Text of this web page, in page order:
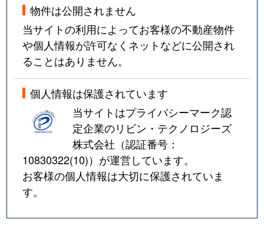
湊新田
3,100万円
南大野
2,500万円 市川大野
徒歩14分
南大野
2,400万円
南行徳
4,500万円 南行徳
南行徳
3,200万円 南行徳
徒歩15分
南行徳
3,300万円 南行徳
南行徳
4,900万円 南行徳
徒歩9分
物件は公開されません
当サイトの利用によってお客様の不動産物件
や個人情報が許可なくネットなどに公開され
ることはありません。
個人情報は保護されています
当サイトはプライバシーマーク認
定企業のリビン・テクノロジーズ
株式会社（認証番号：
10830322(10)）が運営しています。
お客様の個人情報は大切に保護されていま
す。